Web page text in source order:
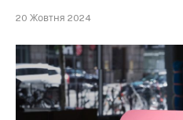
20 Жовтня 2024